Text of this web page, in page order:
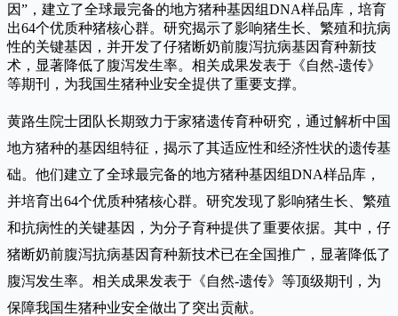
因”，建立了全球最完备的地方猪种基因组DNA样品库，培育
出64个优质种猪核心群。研究揭示了影响猪生长、繁殖和抗病
性的关键基因，并开发了仔猪断奶前腹泻抗病基因育种新技
术，显著降低了腹泻发生率。相关成果发表于《自然-遗传》
等期刊，为我国生猪种业安全提供了重要支撑。
黄路生院士团队长期致力于家猪遗传育种研究，通过解析中国
地方猪种的基因组特征，揭示了其适应性和经济性状的遗传基
础。他们建立了全球最完备的地方猪种基因组DNA样品库，
并培育出64个优质种猪核心群。研究发现了影响猪生长、繁殖
和抗病性的关键基因，为分子育种提供了重要依据。其中，仔
猪断奶前腹泻抗病基因育种新技术已在全国推广，显著降低了
腹泻发生率。相关成果发表于《自然-遗传》等顶级期刊，为
保障我国生猪种业安全做出了突出贡献。